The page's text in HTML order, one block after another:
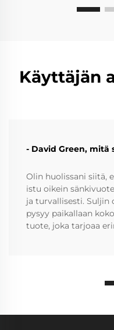
Käyttäjän
- David Green, mitä
Olin huolissani siitä,
istu oikein
ja turvallisesti. Suljin
pysyy paikallaan
tuote, joka tarjoaa